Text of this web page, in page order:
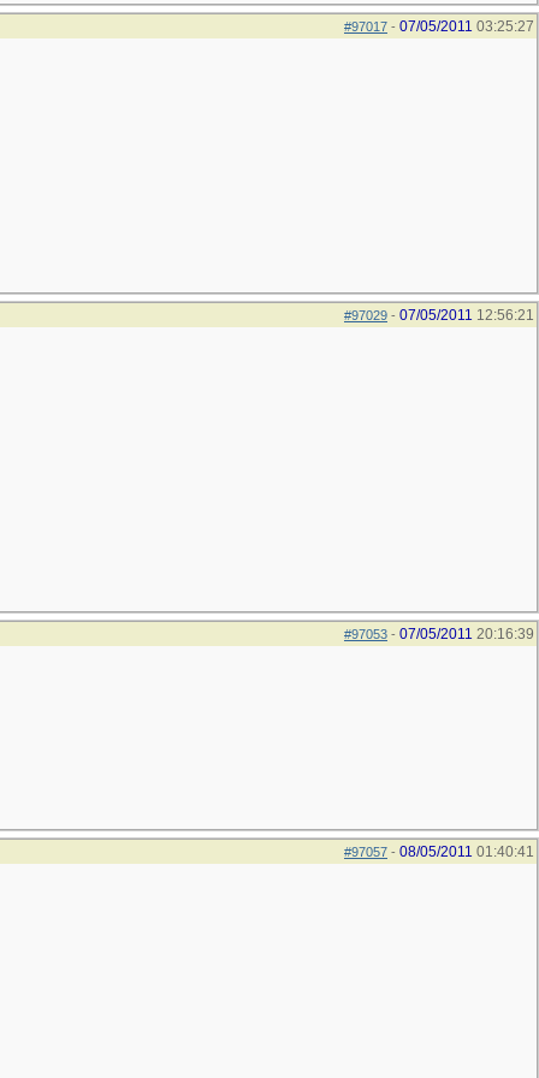
#97017 - 07/05/2011 03:25:27
#97029 - 07/05/2011 12:56:21
#97053 - 07/05/2011 20:16:39
#97057 - 08/05/2011 01:40:41